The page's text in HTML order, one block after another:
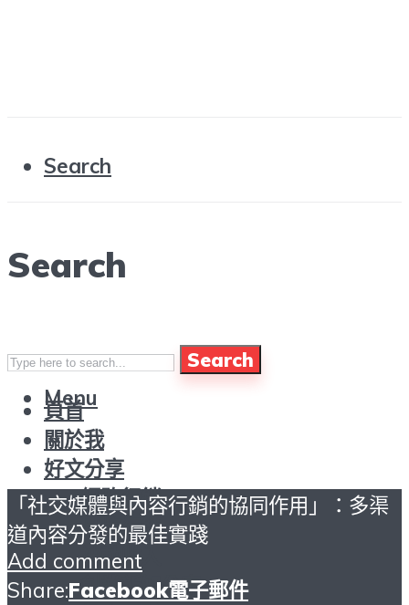
Search
Search
Search
頁首
關於我
好文分享
網路行銷
品牌行銷
被動收入
創業新知分享
Menu
「社交媒體與內容行銷的協同作用」：多渠
道內容分發的最佳實踐
Add comment
Share:Facebook電子郵件